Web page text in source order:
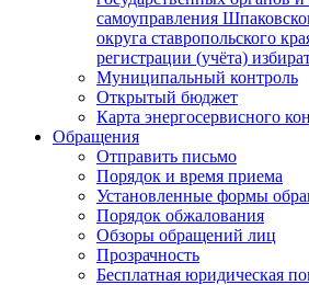
самоуправления
округа ставропольского
регистрации (учёта)
Муниципальный контроль
Открытый бюджет
Карта энергосервисного
Обращения
Отправить письмо
Порядок и время приема
Установленные формы
Порядок обжалования
Обзоры обращений лиц
Прозрачность
Бесплатная юридическая